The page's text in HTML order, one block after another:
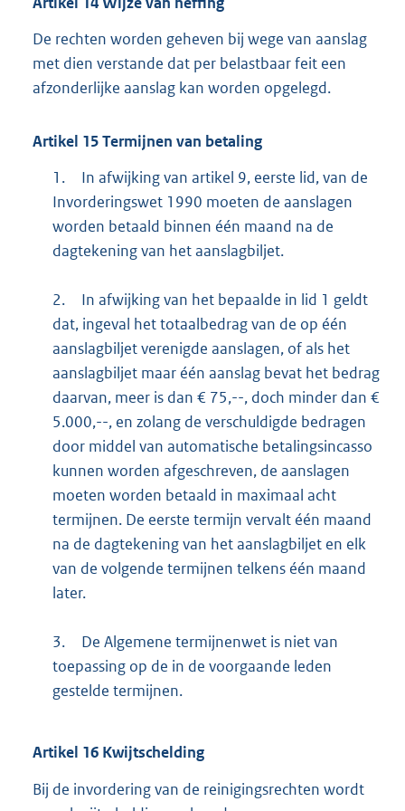
De rechten worden geheven bij wege van aanslag
met dien verstande dat per belastbaar feit een
afzonderlijke aanslag kan worden opgelegd.
Artikel 15Termijnen van betaling
1.
In afwijking van artikel 9, eerste lid, van de
Invorderingswet 1990 moeten de aanslagen
worden betaald binnen één maand na de
dagtekening van het aanslagbiljet.
2.
In afwijking van het bepaalde in lid 1 geldt
dat, ingeval het totaalbedrag van de op één
aanslagbiljet verenigde aanslagen, of als het
aanslagbiljet maar één aanslag bevat het bedrag
daarvan, meer is dan € 75,--, doch minder dan €
5.000,--, en zolang de verschuldigde bedragen
door middel van automatische betalingsincasso
kunnen worden afgeschreven, de aanslagen
moeten worden betaald in maximaal acht
termijnen. De eerste termijn vervalt één maand
na de dagtekening van het aanslagbiljet en elk
van de volgende termijnen telkens één maand
later.
3.
De Algemene termijnenwet is niet van
toepassing op de in de voorgaande leden
gestelde termijnen.
Artikel 16 Kwijtschelding
Bij de invordering van de reinigingsrechten wordt